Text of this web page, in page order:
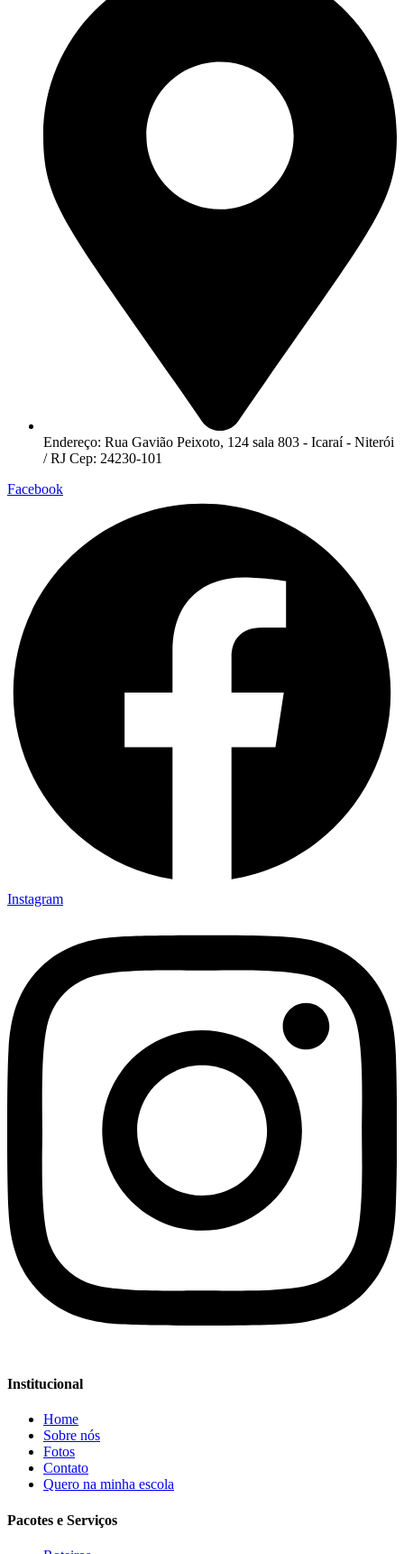
Endereço: Rua Gavião Peixoto, 124 sala 803 - Icaraí - Niterói
/ RJ Cep: 24230-101
Facebook
Instagram
Institucional
Home
Sobre nós
Fotos
Contato
Quero na minha escola
Pacotes e Serviços